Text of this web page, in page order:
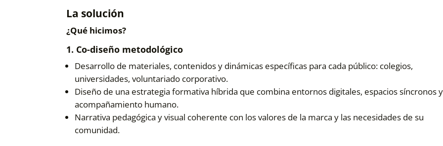
La solución
¿Qué hicimos?
1. Co-diseño metodológico
Desarrollo de materiales, contenidos y dinámicas específicas para cada público: colegios,
universidades, voluntariado corporativo.
Diseño de una estrategia formativa híbrida que combina entornos digitales, espacios síncronos y
acompañamiento humano.
Narrativa pedagógica y visual coherente con los valores de la marca y las necesidades de su
comunidad.